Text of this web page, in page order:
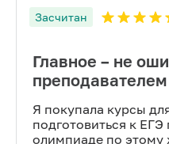
Засчитан
Главное – не
преподавателем
Я покупала курсы
подготовиться к
олимпиаде по этому